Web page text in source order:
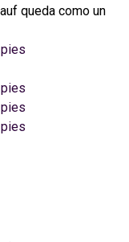
queda como un